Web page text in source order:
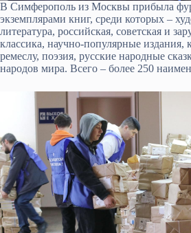
В Симферополь из Москвы прибыла
экземплярами книг, среди которых –
литература, российская, советская и
классика, научно-популярные издания,
ремеслу, поэзия, русские народные
народов мира. Всего – более 250